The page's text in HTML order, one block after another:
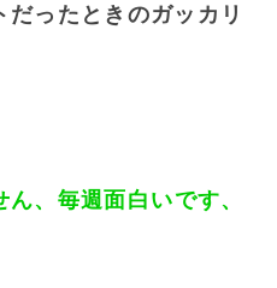
ったときのガッカリ
、毎週面白いです、